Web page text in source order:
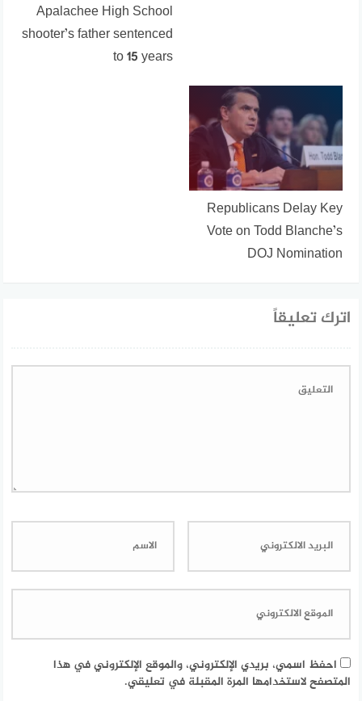
Apalachee High School
shooter’s father sentenced
to 15 years
Republicans Delay Key
Vote on Todd Blanche’s
DOJ Nomination
اترك تعليقاً
احفظ اسمي، بريدي الإلكتروني، والموقع الإلكتروني في هذا
المتصفح لاستخدامها المرة المقبلة في تعليقي.